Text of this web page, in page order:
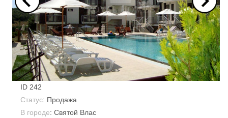
ID 242
Статус: Продажа
В городе: Святой Влас